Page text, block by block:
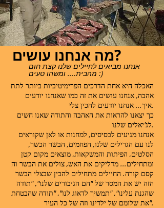
מה אנחנו עושים?
אנחנו מביאים לחיילים שלנו קצת חום
מהבית.... ומשהו טעים :)
האכלה היא אחת הדרכים הפרימיטיביות ביותר לתת
אהבה, אנחנו עושים את זה כמו שאנחנו יודעים
איך... אנחנו יודעים להכין צלי.
כך יצאנו להראות את האהבה והתודה שאנו חשים
לג'יאלים שלנו.
אנחנו מגיעים לבסיסים, למחנות או לאן שקוראים
לנו עם הגרילים שלנו, הפחמים, הבשר הכשר,
הסלטים, הפיתות והמשקאות, מוצאים מקום קטן
ומתחילים... מדליקים את האש, צולים את הבשר וה
קסם קורה. החיילים מתחילים להבין שבצלי הבשר
הזה יש את המסר של "הם הגיבורים שלנו", "תודה
שהגנת עלינו", "תמשיך לדאוג לנו", "תודה שהבטחת
את שלומם של ילדינו וזה של כל העיר".